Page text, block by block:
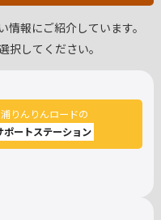
報にご紹介しています。
択してください。
りんりんロードの
ポートステーション